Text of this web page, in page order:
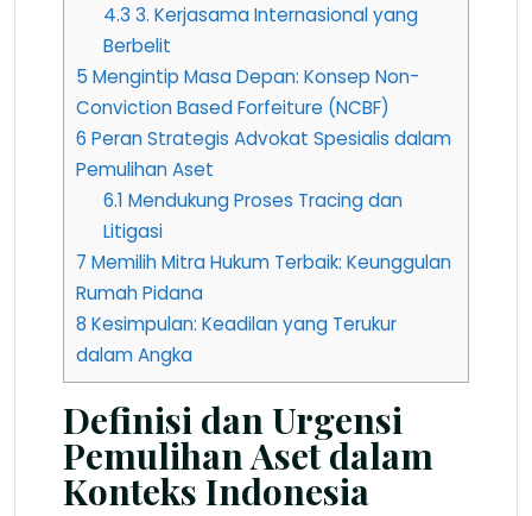
4.3 3. Kerjasama Internasional yang
Berbelit
5 Mengintip Masa Depan: Konsep Non-
Conviction Based Forfeiture (NCBF)
6 Peran Strategis Advokat Spesialis dalam
Pemulihan Aset
6.1 Mendukung Proses Tracing dan
Litigasi
7 Memilih Mitra Hukum Terbaik: Keunggulan
Rumah Pidana
8 Kesimpulan: Keadilan yang Terukur
dalam Angka
Definisi dan Urgensi
Pemulihan Aset dalam
Konteks Indonesia